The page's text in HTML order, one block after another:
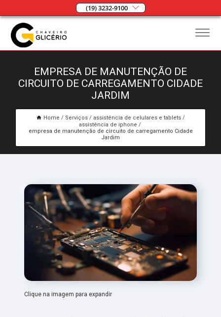
(19) 3232-9100
EMPRESA DE MANUTENÇÃO DE
CIRCUITO DE CARREGAMENTO CIDADE
JARDIM
Home Serviços
assistência de celulares e tablets
assistência de iphone
empresa de manutenção de circuito de carregamento Cidade
Jardim
Clique na imagem para expandir